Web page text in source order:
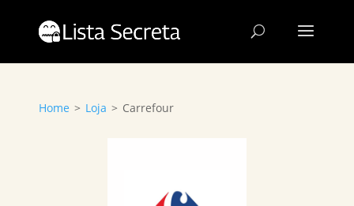
Home > Loja > Carrefour